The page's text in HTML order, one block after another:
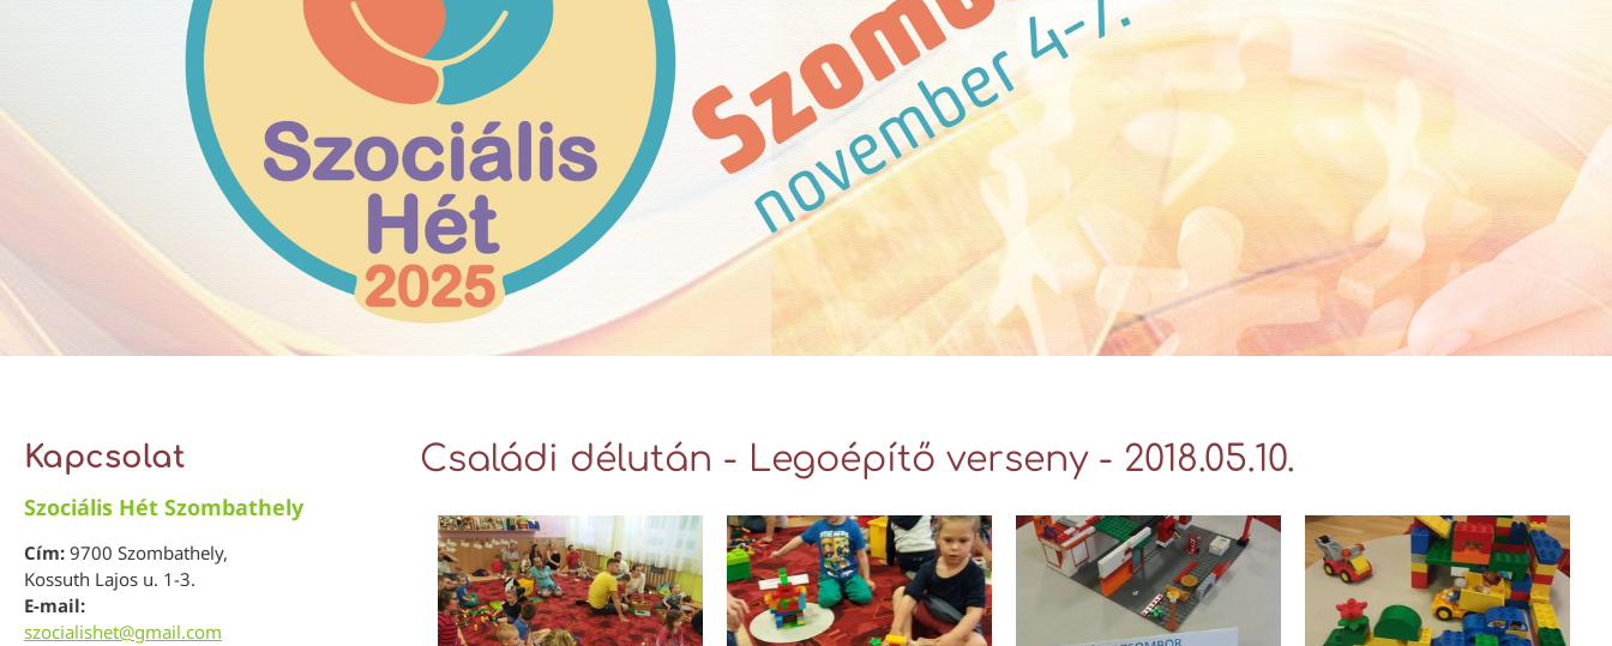
Online Konferencia 2021
Alkotói Pályázat 2017
Díjazott Alkotások 2017
Videó Galéria
Kapcsolat
Szociális Hét Szombathely
Cím: 9700 Szombathely,
Kossuth Lajos u. 1-3.
E-mail:
szocialishet@gmail.com
Családi délután - Legoépítő verseny - 2018.05.10.